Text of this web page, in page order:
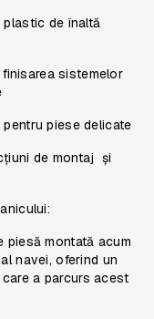
plastic de înaltă
finisarea sistemelor
piese delicate
de montaj și
piesă montată acum
navei, oferind un
a parcurs acest